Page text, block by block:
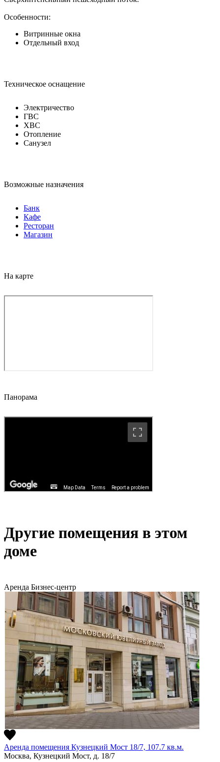
Особенности:
Витринные окна
Отдельный вход
Техническое оснащение
Электричество
ГВС
ХВС
Отопление
Санузел
Возможные назначения
Банк
Кафе
Ресторан
Магазин
На карте
Панорама
Другие помещения в этом
доме
Аренда Бизнес-центр
Аренда помещения Кузнецкий Мост 18/7, 107.7 кв.м.
Москва, Кузнецкий Мост, д. 18/7